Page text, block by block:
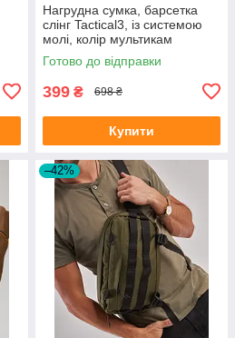
Нагрудна сумка, барсетка
слінг Tactical3, із системою
молі, колір мультикам
Готово до відправки
399 ₴ 698 ₴
Купити
–42%